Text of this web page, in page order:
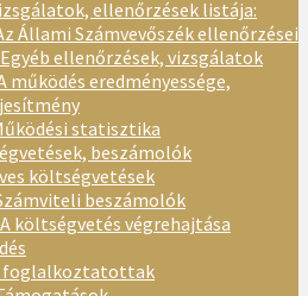
ellenőrzések listája:
Állami Számvevőszék ellenőrzései
ellenőrzések, vizsgálatok
működés eredményessége,
statisztika
beszámolók
költségvetések
beszámolók
költségvetés végrehajtása
foglalkoztatottak